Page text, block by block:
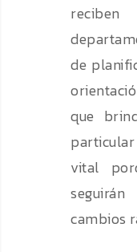
de
que
vital
cambios